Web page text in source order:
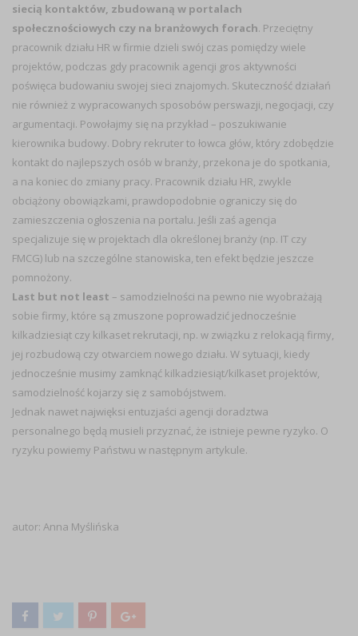
siecią kontaktów, zbudowaną w portalach
społecznościowych czy na branżowych forach. Przeciętny
pracownik działu HR w firmie dzieli swój czas pomiędzy wiele
projektów, podczas gdy pracownik agencji gros aktywności
poświęca budowaniu swojej sieci znajomych. Skuteczność działań
nie również z wypracowanych sposobów perswazji, negocjacji, czy
argumentacji. Powołajmy się na przykład – poszukiwanie
kierownika budowy. Dobry rekruter to łowca głów, który zdobędzie
kontakt do najlepszych osób w branży, przekona je do spotkania,
a na koniec do zmiany pracy. Pracownik działu HR, zwykle
obciążony obowiązkami, prawdopodobnie ograniczy się do
zamieszczenia ogłoszenia na portalu. Jeśli zaś agencja
specjalizuje się w projektach dla określonej branży (np. IT czy
FMCG) lub na szczególne stanowiska, ten efekt będzie jeszcze
pomnożony.
Last but not least – samodzielności na pewno nie wyobrażają
sobie firmy, które są zmuszone poprowadzić jednocześnie
kilkadziesiąt czy kilkaset rekrutacji, np. w związku z relokacją firmy,
jej rozbudową czy otwarciem nowego działu. W sytuacji, kiedy
jednocześnie musimy zamknąć kilkadziesiąt/kilkaset projektów,
samodzielność kojarzy się z samobójstwem.
Jednak nawet najwięksi entuzjaści agencji doradztwa
personalnego będą musieli przyznać, że istnieje pewne ryzyko. O
ryzyku powiemy Państwu w następnym artykule.
autor: Anna Myślińska